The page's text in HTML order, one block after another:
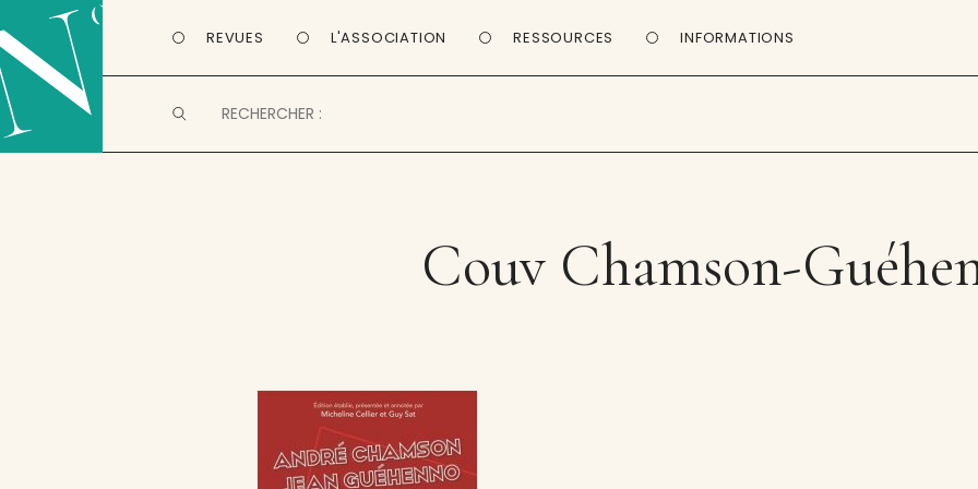
REVUES L'ASSOCIATION RESSOURCES INFORMATIONS
Couv Chamson-